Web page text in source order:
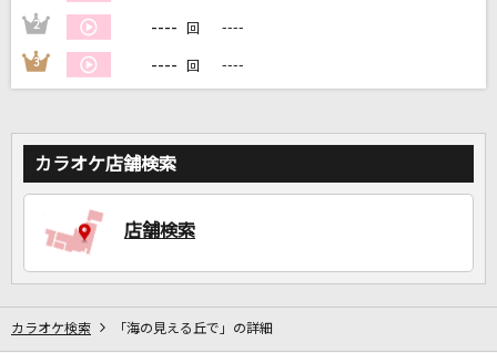
2 ---- 回 ----
3 ---- 回 ----
カラオケ店舗検索
店舗検索
カラオケ検索 「海の見える丘で」の詳細